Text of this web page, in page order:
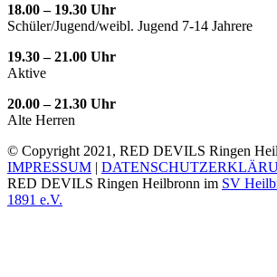
18.00 – 19.30 Uhr
Schüler/Jugend/weibl. Jugend 7-14 Jahrere
19.30 – 21.00 Uhr
Aktive
20.00 – 21.30 Uhr
Alte Herren
© Copyright 2021, RED DEVILS Ringen
IMPRESSUM |
RED DEVILS Ringen Heilbronn im SV
1891 e.V.